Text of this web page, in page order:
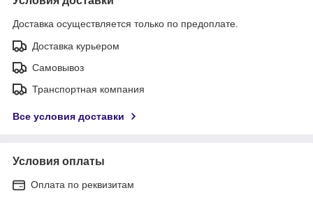
Доставка осуществляется только по предоплате.
Доставка курьером
Самовывоз
Транспортная компания
Все условия доставки
Условия оплаты
Оплата по реквизитам